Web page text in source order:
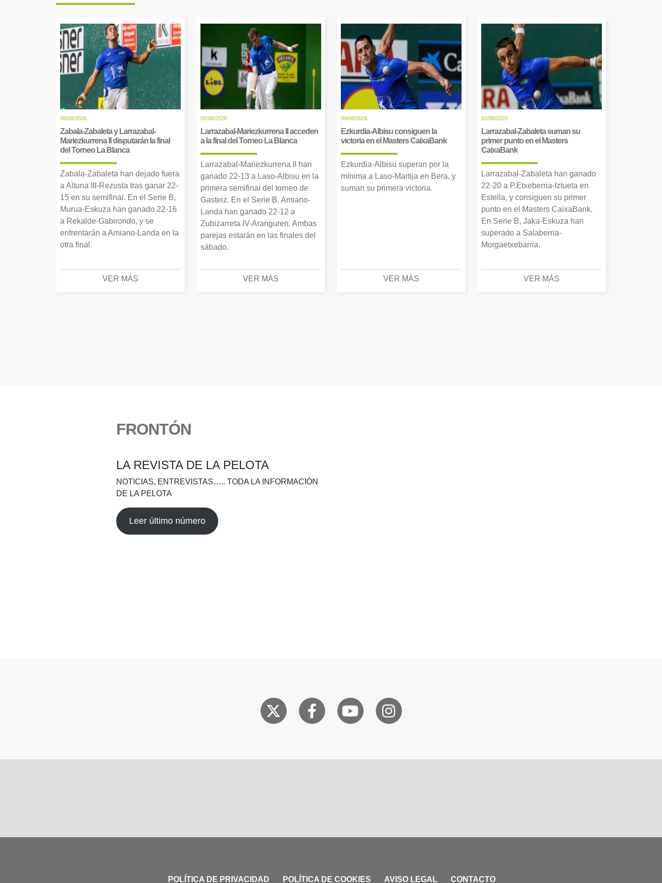
06/08/2026
Zabala-Zabaleta y Larrazabal-
Mariezkurrena II disputarán la final
del Torneo La Blanca
Zabala-Zabaleta han dejado fuera
a Altuna III-Rezusta tras ganar 22-
15 en su semifinal. En el Serie B,
Murua-Eskuza han ganado 22-16
a Rekalde-Gabirondo, y se
enfrentarán a Amiano-Landa en la
otra final.
VER MÁS
05/08/2026
Larrazabal-Mariezkurrena II acceden
a la final del Torneo La Blanca
Larrazabal-Mariezkurrena II han
ganado 22-13 a Laso-Albisu en la
primera semifinal del torneo de
Gasteiz. En el Serie B, Amiano-
Landa han ganado 22-12 a
Zubizarreta IV-Aranguren. Ambas
parejas estarán en las finales del
sábado.
VER MÁS
04/08/2026
Ezkurdia-Albisu consiguen la
victoria en el Masters CaixaBank
Ezkurdia-Albisu superan por la
mínima a Laso-Martija en Bera, y
suman su primera victoria.
VER MÁS
02/08/2026
Larrazabal-Zabaleta suman su
primer punto en el Masters
CaixaBank
Larrazabal-Zabaleta han ganado
22-20 a P.Etxeberria-Iztueta en
Estella, y consiguen su primer
punto en el Masters CaixaBank.
En Serie B, Jaka-Eskuza han
superado a Salaberria-
Morgaetxebarria.
VER MÁS
FRONTÓN
LA REVISTA DE LA PELOTA
NOTICIAS, ENTREVISTAS….. TODA LA INFORMACIÓN
DE LA PELOTA
Leer último número
POLÍTICA DE PRIVACIDAD POLÍTICA DE COOKIES AVISO LEGAL CONTACTO